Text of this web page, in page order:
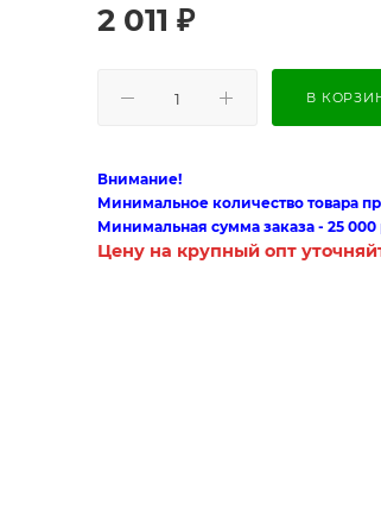
2 011 ₽
В
Внимание!
Минимальное количество товара
Минимальная сумма заказа - 25 000
Цену на крупный опт